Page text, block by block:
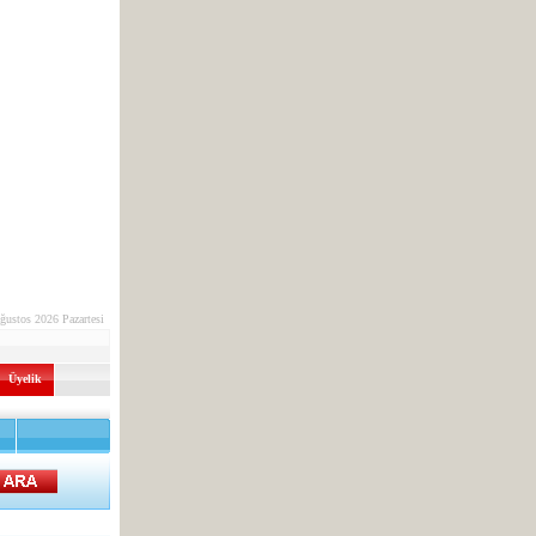
2026 Pazartesi
Üyelik